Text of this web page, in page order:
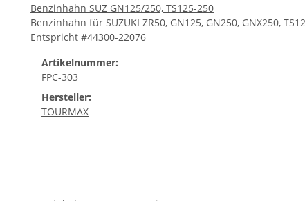
Benzinhahn SUZ GN125/250, TS125-250
Benzinhahn für SUZUKI ZR50, GN125, GN250, GNX250,
Entspricht #44300-22076
Artikelnummer:
FPC-303
Hersteller:
TOURMAX